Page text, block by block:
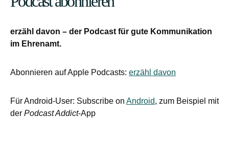
erzähl davon – der Podcast für gute Kommunikation
im Ehrenamt.
Abonnieren auf Apple Podcasts: erzähl davon
Für Android-User: Subscribe on Android, zum Beispiel mit
der Podcast Addict-App